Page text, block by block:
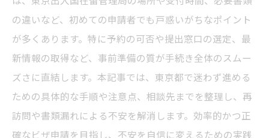
の違いなど、初めての申請者でも戸惑いがちなポイント
が多くあります。特に予約の可否や提出窓口の選定、最
新情報の取得など、事前準備の質が手続き全体のスムー
ズさに直結します。本記事では、東京都で迷わず進める
ための具体的な手順や注意点、相談先までを整理し、再
訪問や書類漏れによる不安を解消します。効率的かつ正
確なビザ申請を目指し、不安を自信に変えるための実践